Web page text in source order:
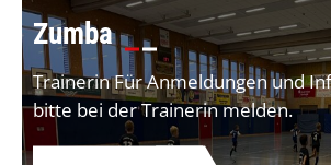
Zumba
Trainerin Für Anmeldungen und
bitte bei der Trainerin melden.